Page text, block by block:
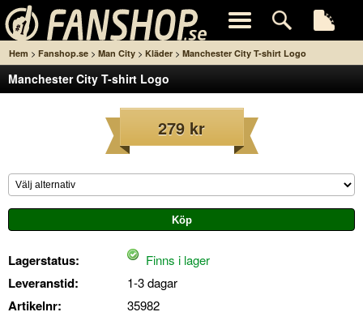
Hem > Fanshop.se > Man City > Kläder > Manchester City T-shirt Logo
Manchester City T-shirt Logo
279 kr
Lagerstatus: Finns i lager
Leveranstid: 1-3 dagar
Artikelnr: 35982